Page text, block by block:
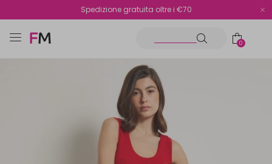
Reso facile e veloce
Spedizione gratuita oltre i €70
0